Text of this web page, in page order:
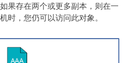
果存在两个或更多副本，则在一
时，您仍可以访问此对象。